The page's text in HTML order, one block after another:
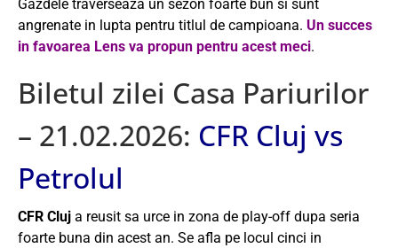
Gazdele traverseaza un sezon foarte bun si sunt
angrenate in lupta pentru titlul de campioana. Un succes
in favoarea Lens va propun pentru acest meci.
Biletul zilei Casa Pariurilor
– 21.02.2026: CFR Cluj vs
Petrolul
CFR Cluj a reusit sa urce in zona de play-off dupa seria
foarte buna din acest an. Se afla pe locul cinci in